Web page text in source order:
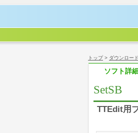
トップ> ダウンロード
ソフト詳細
SetSB
TTEdit用